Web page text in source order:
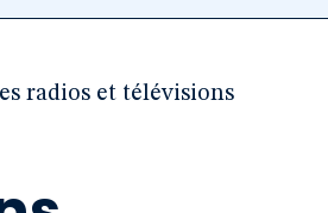
radios et télévisions